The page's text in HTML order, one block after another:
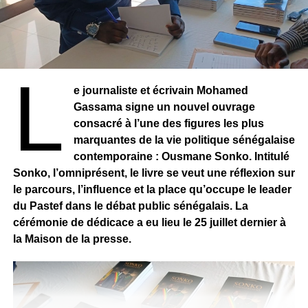
UP NEXT
SÉNÉGAL – Black Fashion Xperience : Adama
Paris, une pionnière en mouvement
DON'T MISS
de tocard à héros de Kounda
L
e journaliste et écrivain Mohamed
Gassama signe un nouvel ouvrage
consacré à l’une des figures les plus
marquantes de la vie politique sénégalaise
contemporaine : Ousmane Sonko. Intitulé
Sonko, l’omniprésent, le livre se veut une réflexion sur
le parcours, l’influence et la place qu’occupe le leader
du Pastef dans le débat public sénégalais. La
cérémonie de dédicace a eu lieu le 25 juillet dernier à
la Maison de la presse.